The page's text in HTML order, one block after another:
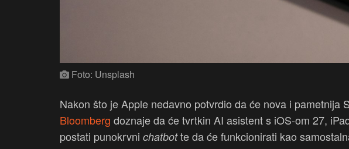
Foto: Unsplash
Nakon što je Apple nedavno potvrdio da će nova i pametnija
Bloomberg doznaje da će tvrtkin AI asistent s iOS-om 27,
postati punokrvni chatbotte da će funkcionirati kao